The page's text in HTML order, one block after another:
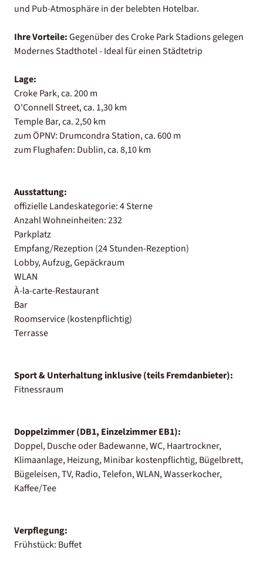
und Pub-Atmosphäre in der belebten Hotelbar.
Ihre Vorteile:Gegenüber des Croke Park Stadions gelegen
Modernes Stadthotel - Ideal für einen Städtetrip
Lage:
Croke Park, ca. 200 m
O'Connell Street, ca. 1,30 km
Temple Bar, ca. 2,50 km
zum ÖPNV: Drumcondra Station, ca. 600 m
zum Flughafen: Dublin, ca. 8,10 km
Ausstattung:
offizielle Landeskategorie: 4 Sterne
Anzahl Wohneinheiten: 232
Parkplatz
Empfang/Rezeption (24 Stunden-Rezeption)
Lobby, Aufzug, Gepäckraum
WLAN
À-la-carte-Restaurant
Bar
Roomservice (kostenpflichtig)
Terrasse
Sport & Unterhaltung inklusive (teils Fremdanbieter):
Fitnessraum
Doppelzimmer (DB1, Einzelzimmer EB1):
Doppel, Dusche oder Badewanne, WC, Haartrockner,
Klimaanlage, Heizung, Minibar kostenpflichtig, Bügelbrett,
Bügeleisen, TV, Radio, Telefon, WLAN, Wasserkocher,
Kaffee/Tee
Verpflegung:
Frühstück: Buffet